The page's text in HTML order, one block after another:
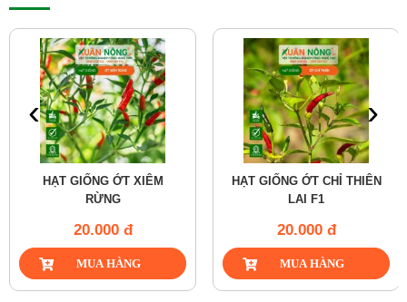
HẠT GIỐNG ỚT XIÊM
RỪNG
20.000 đ
HẠT GIỐNG ỚT CHỈ THIÊN
LAI F1
20.000 đ
‹ ›